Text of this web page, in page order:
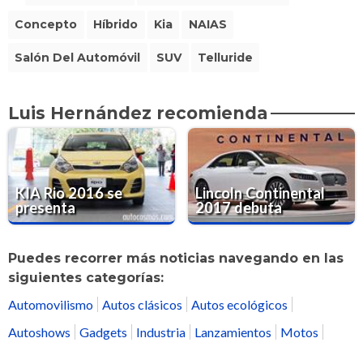
Concepto Híbrido Kia NAIAS
Salón Del Automóvil SUV Telluride
Luis Hernández recomienda
KIA Rio 2016 se
presenta
Lincoln Continental
2017 debuta
Puedes recorrer más noticias navegando en las
siguientes categorías:
Automovilismo Autos clásicos
Autos ecológicos
Autoshows
Gadgets Industria Lanzamientos
Motos